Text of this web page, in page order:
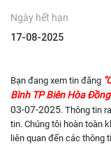
Ngày hết hạn
17-08-2025
Bạn đang xem tin đăng
Bình TP Biên Hòa
03-07-2025. Thông tin
tin. Chúng tôi hoàn toàn
liên quan đến các thông